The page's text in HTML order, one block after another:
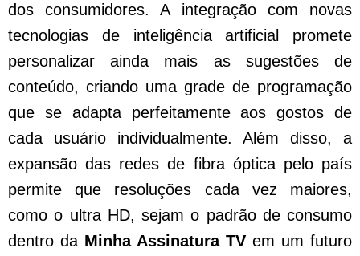
dos consumidores. A integração com novas
tecnologias de inteligência artificial promete
personalizar ainda mais as sugestões de
conteúdo, criando uma grade de programação
que se adapta perfeitamente aos gostos de
cada usuário individualmente. Além disso, a
expansão das redes de fibra óptica pelo país
permite que resoluções cada vez maiores,
como o ultra HD, sejam o padrão de consumo
dentro da Minha Assinatura TV em um futuro